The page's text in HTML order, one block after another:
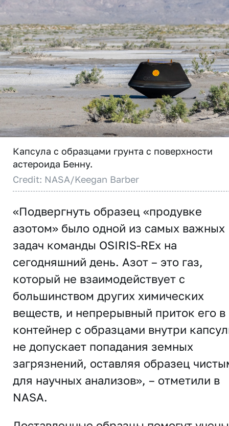
Капсула с образцами грунта с поверхности
астероида Бенну.
Credit: NASA/Keegan Barber
«Подвергнуть образец «продувке
азотом» было одной из самых важных
задач команды OSIRIS-REx на
сегодняшний день. Азот – это газ,
который не взаимодействует с
большинством других химических
веществ, и непрерывный приток его в
контейнер с образцами внутри
не допускает попадания земных
загрязнений, оставляя образец
для научных анализов», – отметили в
NASA.